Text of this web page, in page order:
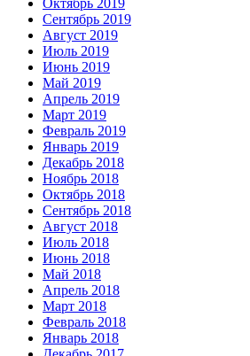
Сентябрь 2019
Август 2019
Июль 2019
Июнь 2019
Май 2019
Апрель 2019
Март 2019
Февраль 2019
Январь 2019
Декабрь 2018
Ноябрь 2018
Октябрь 2018
Сентябрь 2018
Август 2018
Июль 2018
Июнь 2018
Май 2018
Апрель 2018
Март 2018
Февраль 2018
Январь 2018